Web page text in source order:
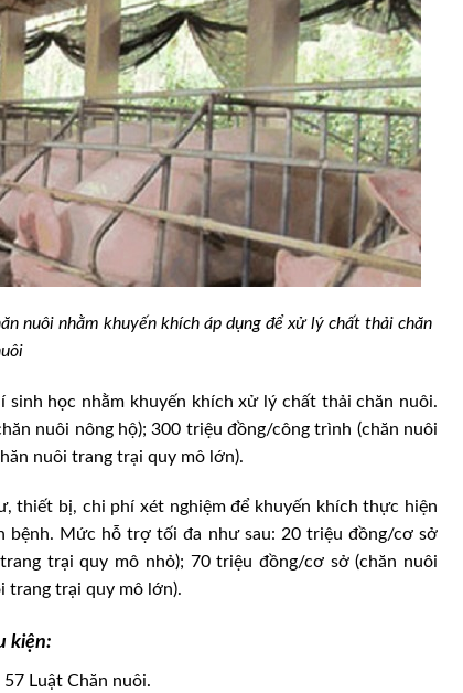
nuôi nhằm khuyến khích áp dụng để xử lý chất thải chăn
học nhằm khuyến khích xử lý chất thải chăn nuôi.
nuôi nông hộ); 300 triệu đồng/công trình (chăn nuôi
nuôi trang trại quy mô lớn).
thiết bị, chi phí xét nghiệm để khuyến khích thực hiện
bệnh. Mức hỗ trợ tối đa như sau: 20 triệu đồng/cơ sở
trại quy mô nhỏ); 70 triệu đồng/cơ sở (chăn nuôi
trang trại quy mô lớn).
kiện:
Luật Chăn nuôi.
Nuôi dê boer đầu xô, hiệu quả ngay từ
lứa đầu